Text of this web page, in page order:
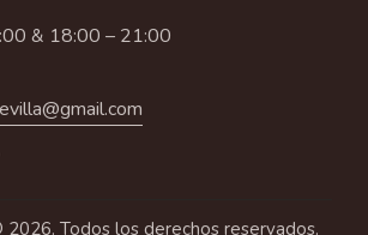
& 18:00 – 21:00
Todos los derechos reservados.